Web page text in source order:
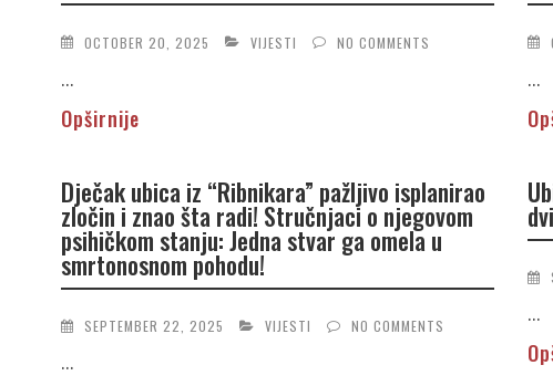
OCTOBER 20, 2025 VIJESTI NO COMMENTS
...
Opširnije
...
Dječak ubica iz “Ribnikara” pažljivo isplanirao
zločin i znao šta radi! Stručnjaci o njegovom
psihičkom stanju: Jedna stvar ga omela u
smrtonosnom pohodu!
SEPTEMBER 22, 2025 VIJESTI NO COMMENTS
...
...